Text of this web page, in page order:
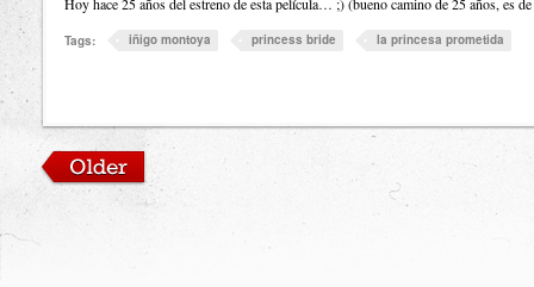
Tags: iñigo montoya princess bride la princesa prometida